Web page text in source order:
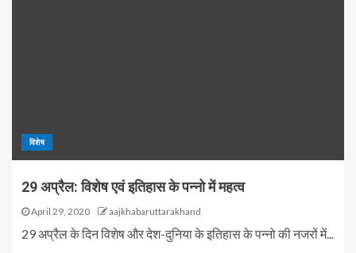
विशेष
29 अप्रैल: विशेष एवं इतिहास के पन्नो में महत्व
April 29, 2020 aajkhabaruttarakhand
29 अप्रैल के दिन विशेष और देश-दुनिया के इतिहास के पन्नो की नजरों में...